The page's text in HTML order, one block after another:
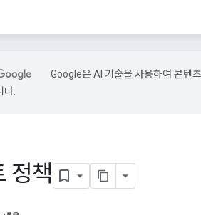
Google은 AI 기술을 사용하여 콘텐
다.
정책